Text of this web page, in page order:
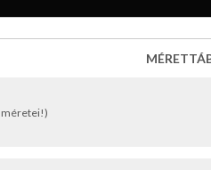
méretei!)